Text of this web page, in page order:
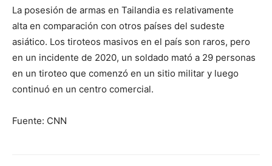
La posesión de armas en Tailandia es relativamente
alta en comparación con otros países del sudeste
asiático. Los tiroteos masivos en el país son raros, pero
en un incidente de 2020, un soldado mató a 29 personas
en un tiroteo que comenzó en un sitio militar y luego
continuó en un centro comercial.
Fuente: CNN